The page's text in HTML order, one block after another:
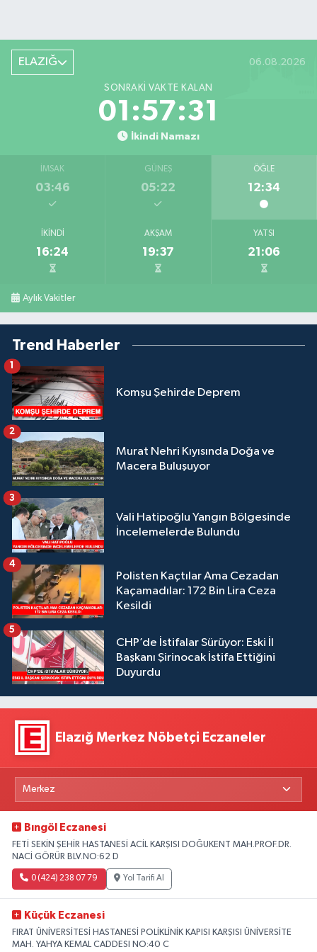
ELAZIĞ 06.08.2026
SONRAKI VAKTE KALAN
01:57:30
İkindi Namazı
İMSAK
03:46
GÜNEŞ
05:22
ÖĞLE
12:34
İKINDI
16:24
AKŞAM
19:37
YATSI
21:06
Aylık Vakitler
Trend Haberler
Komşu Şehirde Deprem
1
Murat Nehri Kıyısında Doğa ve
Macera Buluşuyor
2
Vali Hatipoğlu Yangın Bölgesinde
İncelemelerde Bulundu
3
Polisten Kaçtılar Ama Cezadan
Kaçamadılar: 172 Bin Lira Ceza
Kesildi
4
CHP’de İstifalar Sürüyor: Eski İl
Başkanı Şirinocak İstifa Ettiğini
Duyurdu
5
Elazığ Merkez Nöbetçi Eczaneler
Bıngöl Eczanesi
FETİ SEKİN ŞEHİR HASTANESİ ACİL KARŞISI DOĞUKENT MAH.PROF.DR.
NACİ GÖRÜR BLV.NO:62 D
0 (424) 238 07 79 Yol Tarifi Al
Küçük Eczanesi
FIRAT ÜNİVERSİTESİ HASTANESİ POLİKLİNİK KAPISI KARŞISI ÜNİVERSİTE
MAH. YAHYA KEMAL CADDESI NO:40 C